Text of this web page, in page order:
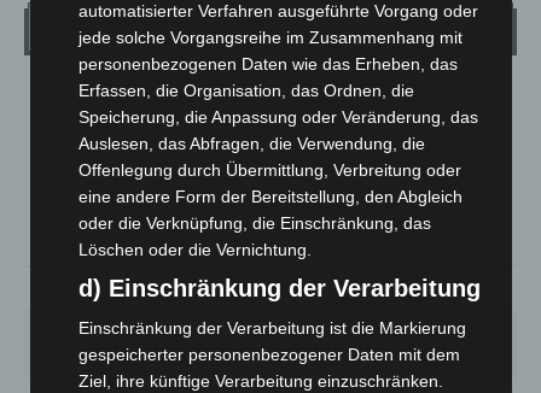
Wetter
LANGENHAGEN
Mäßig Bewölkt
13.5°C 15°
12.8°
79% 1.8m/s 44%
SO.
33°
MO.
27 °
DI.
23°
MI.
26°
DO.
28
automatisierter Verfahren ausgeführte Vorgang oder
jede solche Vorgangsreihe im Zusammenhang mit
personenbezogenen Daten wie das Erheben, das
Erfassen, die Organisation, das Ordnen, die
Speicherung, die Anpassung oder Veränderung, das
Auslesen, das Abfragen, die Verwendung, die
Offenlegung durch Übermittlung, Verbreitung oder
eine andere Form der Bereitstellung, den Abgleich
oder die Verknüpfung, die Einschränkung, das
Löschen oder die Vernichtung.
d) Einschränkung der Verarbeitung
Einschränkung der Verarbeitung ist die Markierung
gespeicherter personenbezogener Daten mit dem
Ziel, ihre künftige Verarbeitung einzuschränken.